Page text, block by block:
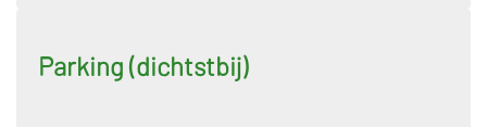
Parking (dichtstbij)